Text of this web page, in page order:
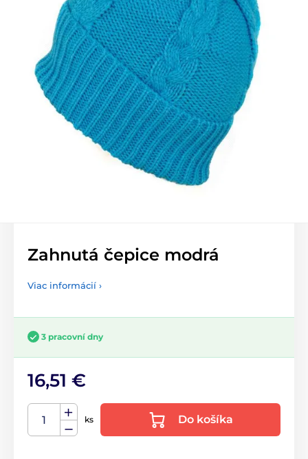
Zahnutá čepice modrá
Viac informácií ›
3 pracovní dny
16,51 €
ks Do košíka